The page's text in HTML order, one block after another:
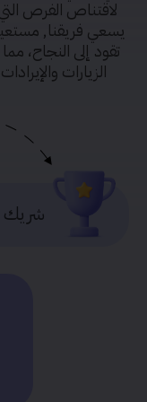
لاقتناص الفرص
يسعي فريقنا,
تقود إلى النجاح،
الزيارات
شريك